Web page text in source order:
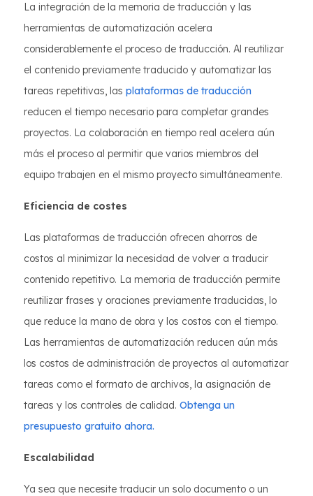
La integración de la memoria de traducción y las
herramientas de automatización acelera
considerablemente el proceso de traducción. Al reutilizar
el contenido previamente traducido y automatizar las
tareas repetitivas, las plataformas de traducción
reducen el tiempo necesario para completar grandes
proyectos. La colaboración en tiempo real acelera aún
más el proceso al permitir que varios miembros del
equipo trabajen en el mismo proyecto simultáneamente.
Eficiencia de costes
Las plataformas de traducción ofrecen ahorros de
costos al minimizar la necesidad de volver a traducir
contenido repetitivo. La memoria de traducción permite
reutilizar frases y oraciones previamente traducidas, lo
que reduce la mano de obra y los costos con el tiempo.
Las herramientas de automatización reducen aún más
los costos de administración de proyectos al automatizar
tareas como el formato de archivos, la asignación de
tareas y los controles de calidad. Obtenga un
presupuesto gratuito ahora.
Escalabilidad
Ya sea que necesite traducir un solo documento o un